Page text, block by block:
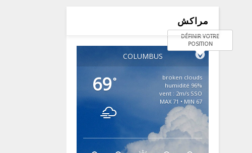
مراكش
COLUMBUS
DÉFINIR VOTRE
POSITION
69°
broken clouds
96% humidité
vent : 2m/s SSO
MAX 71 • MIN 67